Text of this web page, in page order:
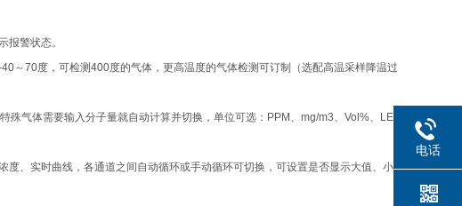
报警状态。
～70度，可检测400度的气体，更高温度的气体检测可订制（选配高温采样降温过
气体需要输入分子量就自动计算并切换，单位可选：PPM、mg/m3、Vol%、LE
、实时曲线，各通道之间自动循环或手动循环可切换，可设置是否显示大值、小
电话